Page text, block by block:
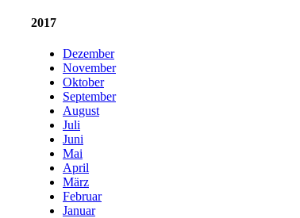
2017
Dezember
November
Oktober
September
August
Juli
Juni
Mai
April
März
Februar
Januar